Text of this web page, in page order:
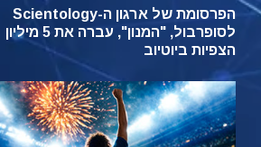
הפרסומת של ארגון ה-Scientology
לסופרבול, "המנון", עברה את 5 מיליון
הצפיות ביוטיוב